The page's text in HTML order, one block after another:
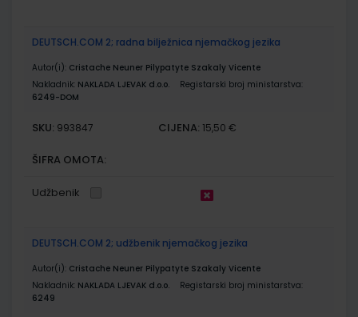
DEUTSCH.COM 2; radna bilježnica njemačkog jezika
Autor(i): Cristache Neuner Pilypatyte Szakaly Vicente
Nakladnik: NAKLADA LJEVAK d.o.o.
Registarski broj ministarstva:
6249-DOM
SKU: 993847 CIJENA: 15,50 €
ŠIFRA OMOTA:
Udžbenik
DEUTSCH.COM 2; udžbenik njemačkog jezika
Autor(i): Cristache Neuner Pilypatyte Szakaly Vicente
Nakladnik: NAKLADA LJEVAK d.o.o.
Registarski broj ministarstva:
6249